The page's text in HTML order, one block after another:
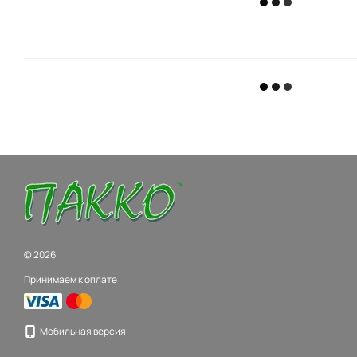
© 2026
Принимаем к оплате
Мобильная версия